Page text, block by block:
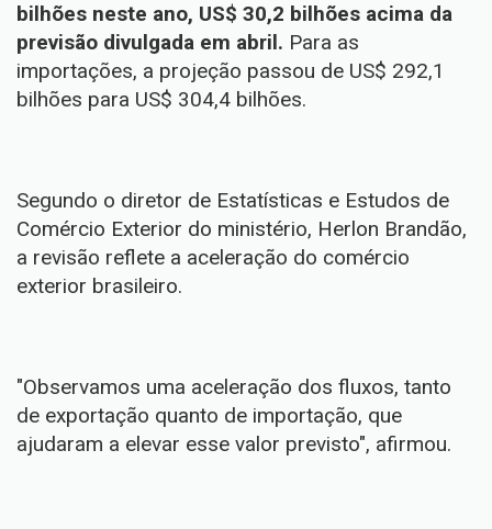
bilhões neste ano, US$ 30,2 bilhões acima da
previsão divulgada em abril. Para as
importações, a projeção passou de US$ 292,1
bilhões para US$ 304,4 bilhões.
Segundo o diretor de Estatísticas e Estudos de
Comércio Exterior do ministério, Herlon Brandão,
a revisão reflete a aceleração do comércio
exterior brasileiro.
"Observamos uma aceleração dos fluxos, tanto
de exportação quanto de importação, que
ajudaram a elevar esse valor previsto", afirmou.